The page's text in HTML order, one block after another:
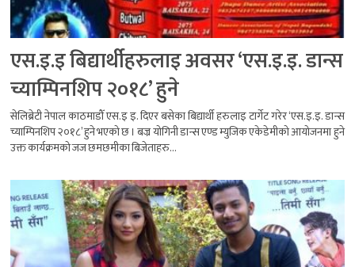
एस.इ.इ बिद्यार्थीहरुलाइ अवसर ‘एस.इ.इ. डान्स
च्याम्पिनशिप २०१८’ हुने
सेलिब्रेटी नेपाल काठमाडौँ एस.इ इ. दिएर बसेका बिद्यार्थी हरुलाइ टार्गेट गरेर ‘एस.इ.इ. डान्स
च्याम्पिनशिप २०१८’ हुने भएको छ । बज्र योगिनी डान्स एण्ड म्युजिक एकेडेमीको आयोजनमा हुने
उक्त कार्यक्रमको जज छमछमीका बिजेताहरु...